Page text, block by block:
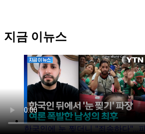
지금 이뉴스
한국인에 눈 찢더니 "죄송하다"...